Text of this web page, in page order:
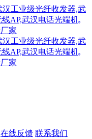
在线反馈 联系我们